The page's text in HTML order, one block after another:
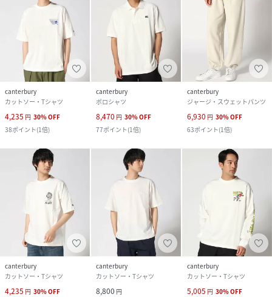
canterbury
カットソー・Tシャツ
4,235 円 30%OFF
38ポイント(1倍)
canterbury
ポロシャツ
8,470 円 30%OFF
77ポイント(1倍)
canterbury
ジャージ・スウェットパンツ
6,930 円 30%OFF
63ポイント(1倍)
canterbury
カットソー・Tシャツ
4,235 円 30%OFF
canterbury
カットソー・Tシャツ
8,800 円
canterbury
カットソー・Tシャツ
5,005 円 30%OFF